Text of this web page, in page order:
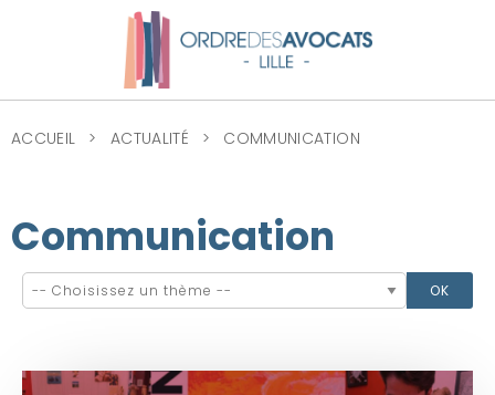
ACCUEIL ACTUALITÉ COMMUNICATION
Communication